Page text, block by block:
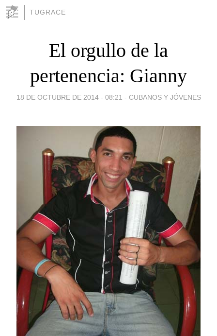
TUGRACE
El orgullo de la
pertenencia: Gianny
18 DE OCTUBRE DE 2014 - 08:21 - CUBANOS Y JÓVENES